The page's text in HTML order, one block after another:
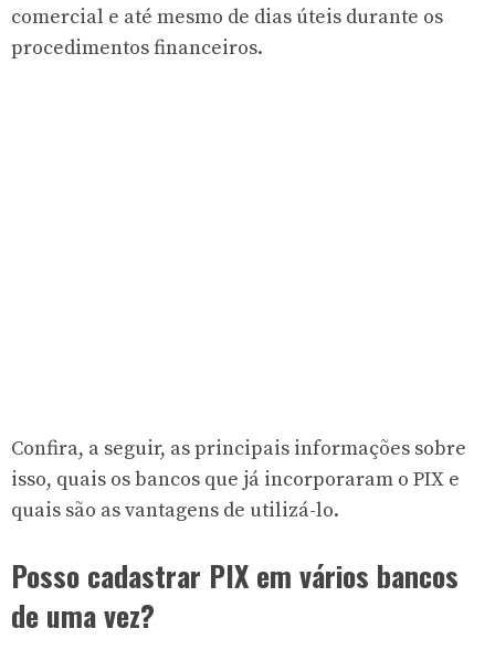
comercial e até mesmo de dias úteis durante os
procedimentos financeiros.
Confira, a seguir, as principais informações sobre
isso, quais osbancos que já incorporaram o PIX e
quais são as vantagens de utilizá-lo.
Posso cadastrar PIX em vários bancos
de uma vez?